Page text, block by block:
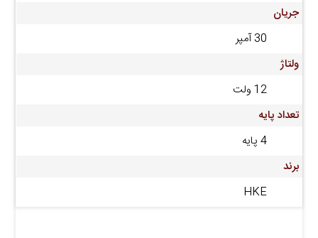
جریان
30 آمپر
ولتاژ
12 ولت
تعداد پایه
4 پایه
برند
HKE